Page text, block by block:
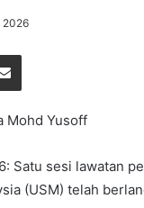
2026
Mohd Yusoff
Satu sesi lawatan
(USM) telah